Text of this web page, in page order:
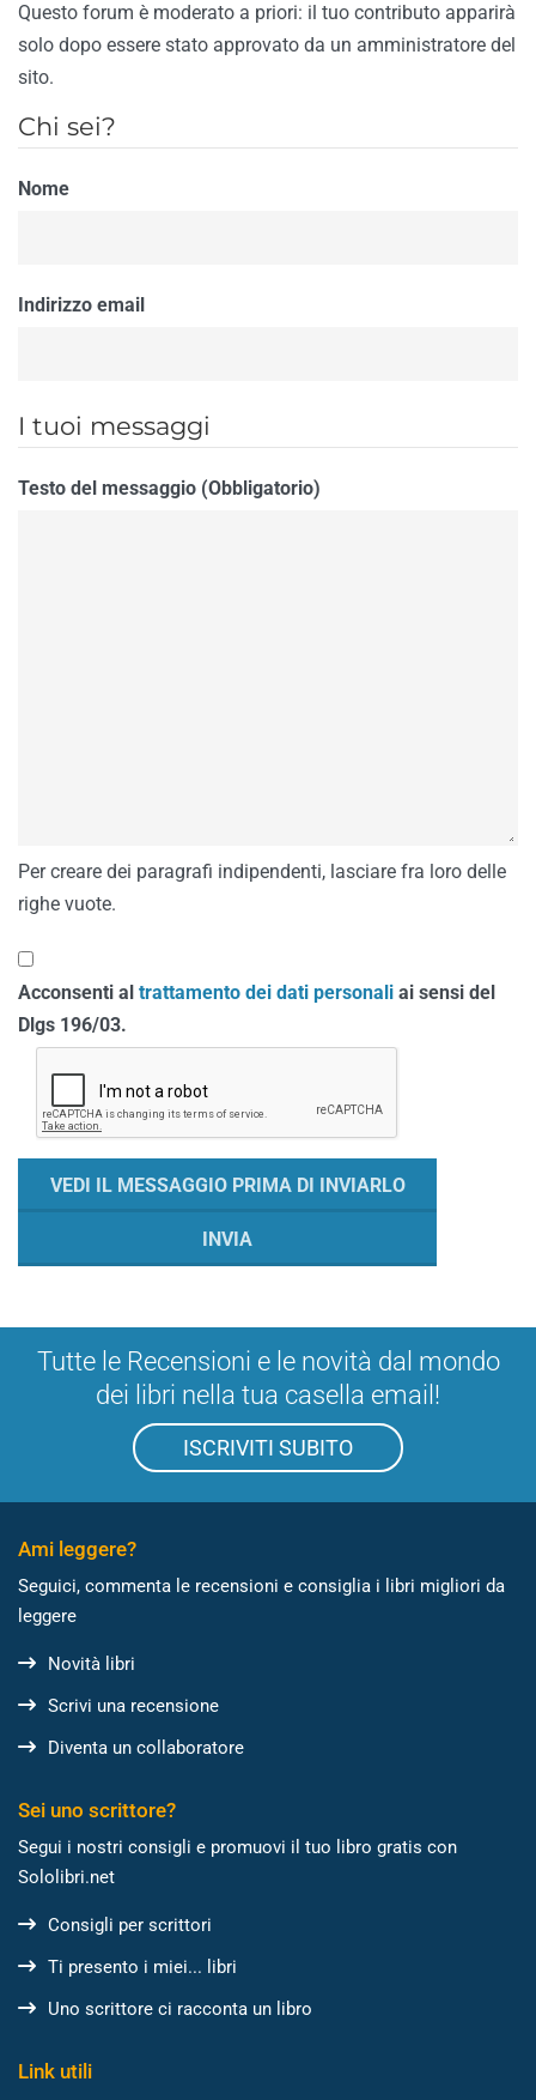
Questo forum è moderato a priori: il tuo contributo apparirà
solo dopo essere stato approvato da un amministratore del
sito.
Chi sei?
Nome
Indirizzo email
I tuoi messaggi
Testo del messaggio (Obbligatorio)
Per creare dei paragrafi indipendenti, lasciare fra loro delle
righe vuote.
Acconsenti al trattamento dei dati personali ai sensi del
Dlgs 196/03.
Tutte le Recensioni e le novità dal mondo
dei libri nella tua casella email!
ISCRIVITI SUBITO
Ami leggere?
Seguici, commenta le recensioni e consiglia i libri migliori da
leggere
Novità libri
Scrivi una recensione
Diventa un collaboratore
Sei uno scrittore?
Segui i nostri consigli e promuovi il tuo libro gratis con
Sololibri.net
Consigli per scrittori
Ti presento i miei... libri
Uno scrittore ci racconta un libro
Link utili